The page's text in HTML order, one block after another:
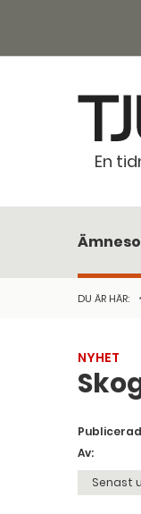
En
DU ÄR HÄR:
NYHET
Av:
Senast